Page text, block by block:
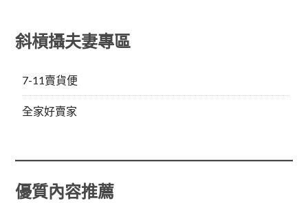
斜槓攝夫妻專區
7-11賣貨便
全家好賣家
優質內容推薦